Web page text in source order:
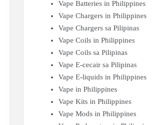
Vape Batteries in Philippines
Vape Chargers in Philippines
Vape Chargers sa Pilipinas
Vape Coils in Philippines
Vape Coils sa Pilipinas
Vape E-cecair sa Pilipinas
Vape E-liquids in Philippines
Vape in Philippines
Vape Kits in Philippines
Vape Mods in Philippines